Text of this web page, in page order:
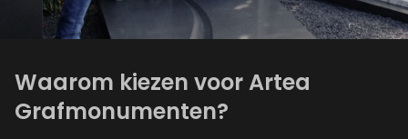
Waarom kiezen voor Artea
Grafmonumenten?